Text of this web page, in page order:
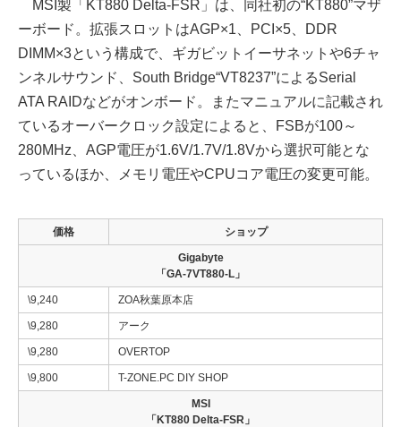
MSI製「KT880 Delta-FSR」は、同社初の“KT880”マザ
ーボード。拡張スロットはAGP×1、PCI×5、DDR
DIMM×3という構成で、ギガビットイーサネットや6チャ
ンネルサウンド、South Bridge“VT8237”によるSerial
ATA RAIDなどがオンボード。またマニュアルに記載され
ているオーバークロック設定によると、FSBが100～
280MHz、AGP電圧が1.6V/1.7V/1.8Vから選択可能とな
っているほか、メモリ電圧やCPUコア電圧の変更可能。
価格 ショップ
Gigabyte
「GA-7VT880-L」
\9,240 ZOA秋葉原本店
\9,280 アーク
\9,280 OVERTOP
\9,800 T-ZONE.PC DIY SHOP
MSI
「KT880 Delta-FSR」